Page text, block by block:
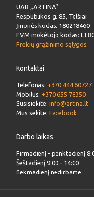
UAB „ARTINA“
Respublikos g. 85, Telšiai
Įmonės kodas: 180218460
PVM mokėtojo kodas:
Prekių grąžinimo sąlygos
Kontaktai
Telefonas: +370 444 60727
Mobilus: +370 655 78350
Susisiekite: info@artina.lt
Mus sekite: Facebook
Darbo laikas
Pirmadienį - penktadienį
Šeštadienį 9:00 - 14:00
Sekmadienį nedirbame